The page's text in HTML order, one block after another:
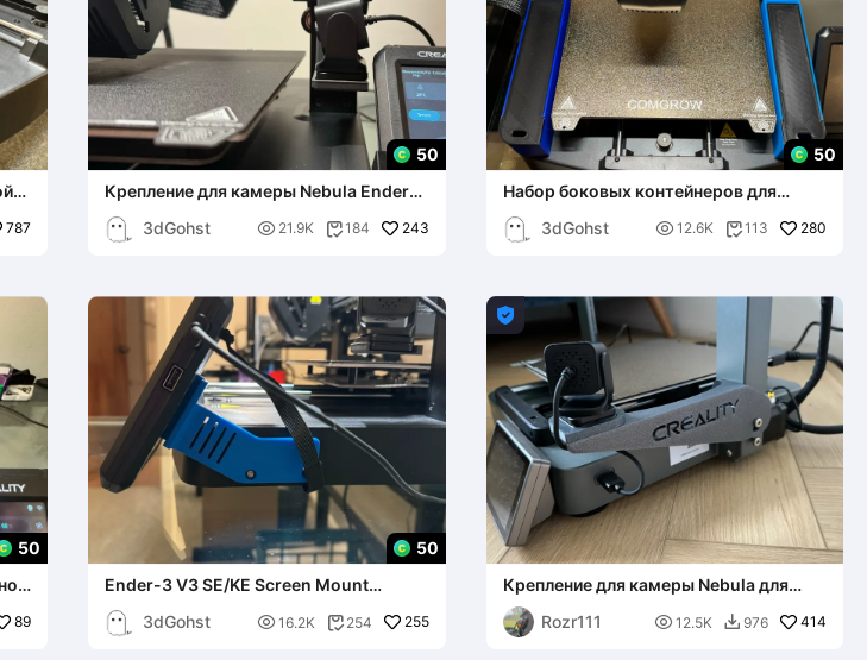
787
50
Крепление для камеры Nebula Ender-3
3dGohst
 21.9K 184 243
50
Набор боковых контейнеров для
3dGohst
 12.6K 113 280
50
89
50
Ender-3 V3 SE/KE Screen Mount
3dGohst
 16.2K  254 255

Крепление для камеры Nebula для
Ender 3 v3
Rozr111
 12.5K  976 414